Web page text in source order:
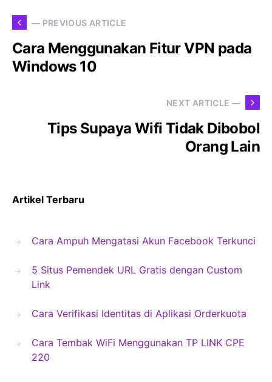
— PREVIOUS ARTICLE
Cara Menggunakan Fitur VPN pada
Windows 10
NEXT ARTICLE —
Tips Supaya Wifi Tidak Dibobol
Orang Lain
Artikel Terbaru
Cara Ampuh Mengatasi Akun Facebook Terkunci
5 Situs Pemendek URL Gratis dengan Custom
Link
Cara Verifikasi Identitas di Aplikasi Orderkuota
Cara Tembak WiFi Menggunakan TP LINK CPE
220